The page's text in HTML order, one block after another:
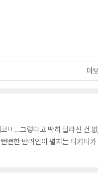
더
!! …그렇다고 딱히 달라진 건
뻔한 반려인이 펼치는 티키